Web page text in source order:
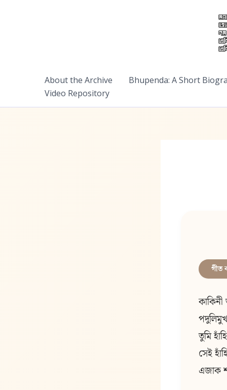
About the Archive
Bhupenda: A Short
Video Repository
গীত
তুমি
সেই
এজাক